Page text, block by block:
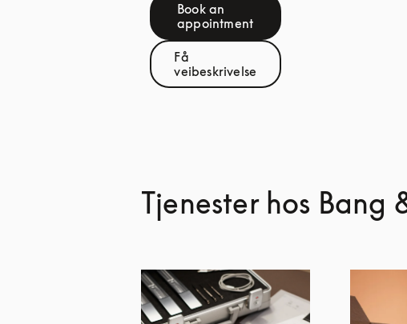
Book an
appointmentLink Opens in New Tab
Få
veibeskrivelseLink Opens in New Tab
Tjenester hos Bang